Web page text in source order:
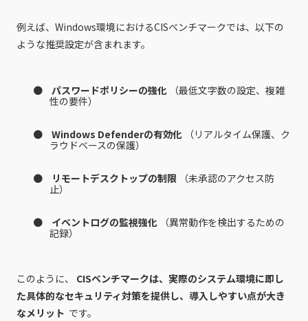
例えば、Windows環境におけるCISベンチマークでは、以下の
ような推奨設定が含まれます。
パスワードポリシーの強化
（最低文字数の設定、複雑
性の要件）
Windows Defenderの有効化
（リアルタイム保護、ク
ラウドベースの保護）
リモートデスクトップの制限
（未承認のアクセス防
止）
イベントログの監視強化
（異常動作を検出するための
記録）
このように、
CISベンチマークは、実際のシステム環境に即し
た具体的なセキュリティ対策を提供し、導入しやすい点が大き
なメリット です。